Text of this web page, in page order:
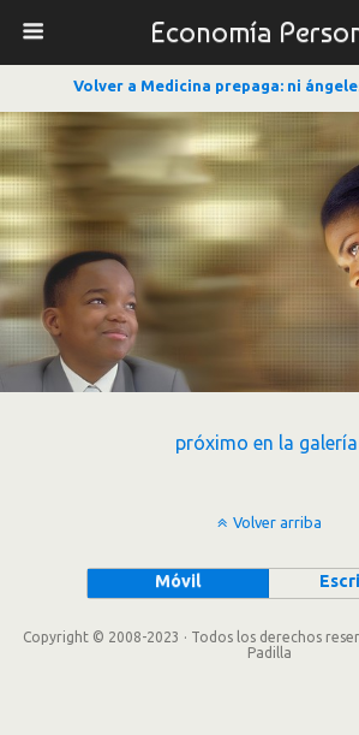
Economía
Volver a Medicina prepaga: ni
próximo en la
Volver arriba
Móvil
Copyright © 2008-2023 · Todos los derechos
Padilla